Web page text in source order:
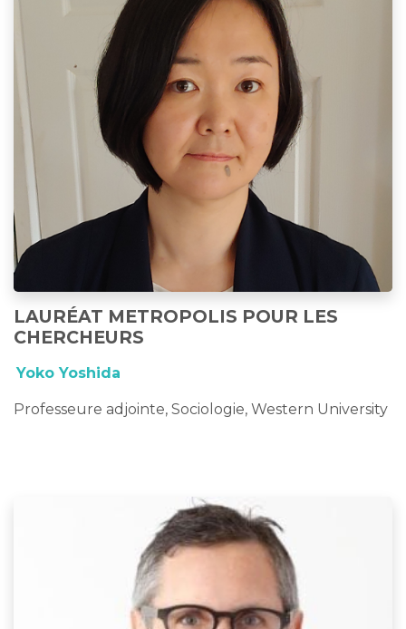
LAURÉAT METROPOLIS POUR LES
CHERCHEURS
Yoko Yoshida
Professeure adjointe, Sociologie, Western University